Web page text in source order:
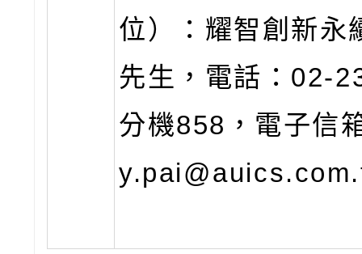
位）：耀智創新永
先生，電話：02-
分機858，電子信